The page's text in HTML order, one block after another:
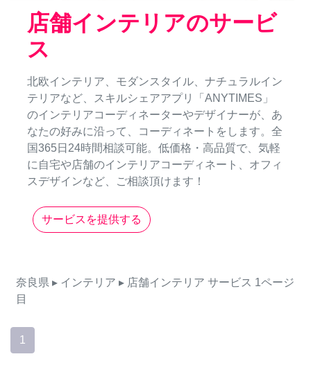
店舗インテリアのサービ
ス
北欧インテリア、モダンスタイル、ナチュラルイン
テリアなど、スキルシェアアプリ「ANYTIMES」
のインテリアコーディネーターやデザイナーが、あ
なたの好みに沿って、コーディネートをします。全
国365日24時間相談可能。低価格・高品質で、気軽
に自宅や店舗のインテリアコーディネート、オフィ
スデザインなど、ご相談頂けます！
サービスを提供する
奈良県 ▸ インテリア ▸ 店舗インテリア サービス 1ページ
目
1